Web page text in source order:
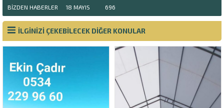
BIZDEN HABERLER 18 MAYIS 696
İLGİNİZİ ÇEKEBİLECEK DİĞER KONULAR